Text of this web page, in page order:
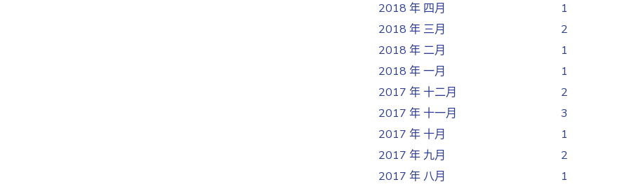
2018 年 四月
1
2018 年 三月
2
2018 年 二月
1
2018 年 一月
1
2017 年 十二月
2
2017 年 十一月
3
2017 年 十月
1
2017 年 九月
2
2017 年 八月
1